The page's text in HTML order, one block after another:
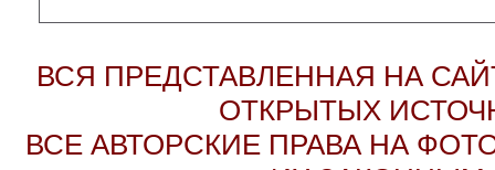
ВСЯ ПРЕДСТАВЛЕННАЯ НА
ОТКРЫТЫХ
ВСЕ АВТОРСКИЕ ПРАВА НА